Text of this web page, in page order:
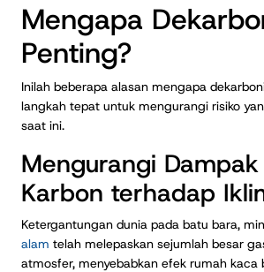
Mengapa
Penting?
Inilah beberapa alasan mengapa
langkah tepat untuk mengurangi risiko
saat ini.
Mengurangi Dampak
Karbon terhadap
Ketergantungan dunia pada batu bara,
alam telah melepaskan sejumlah besar
atmosfer, menyebabkan efek rumah kaca